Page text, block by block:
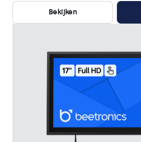
Bekijken